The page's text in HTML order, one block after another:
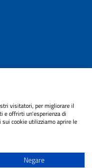
visitatori, per migliorare il
e offrirti un'esperienza di
cookie utilizziamo aprire le
Negare